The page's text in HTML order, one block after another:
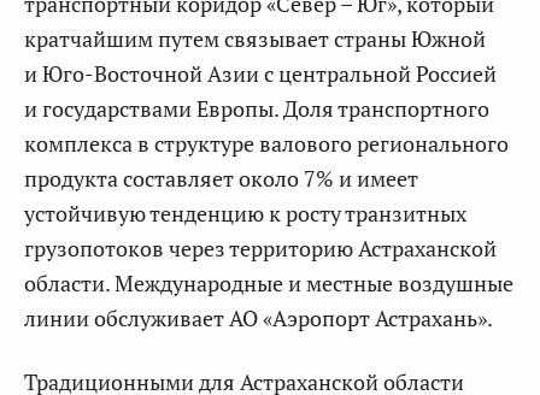
кратчайшим путем связывает страны Южной
и Юго-Восточной Азии с центральной Россией
и государствами Европы. Доля транспортного
комплекса в структуре валового регионального
продукта составляет около 7% и имеет
устойчивую тенденцию к росту транзитных
грузопотоков через территорию Астраханской
области. Международные и местные воздушные
линии обслуживает АО «Аэропорт Астрахань».
Традиционными для Астраханской области